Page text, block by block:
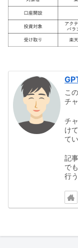
こ
チ
チ
け
て
記
で
行